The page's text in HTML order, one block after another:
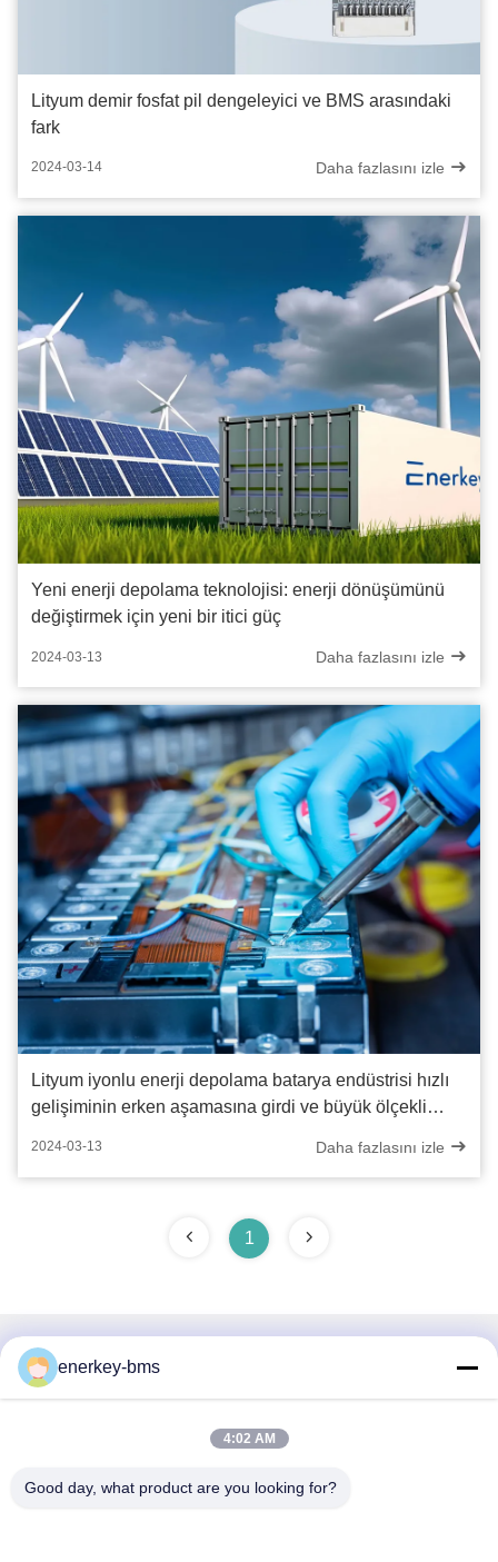
Lityum demir fosfat pil dengeleyici ve BMS arasındaki
fark
2024-03-14 Daha fazlasını izle
Yeni enerji depolama teknolojisi: enerji dönüşümünü
değiştirmek için yeni bir itici güç
2024-03-13 Daha fazlasını izle
Lityum iyonlu enerji depolama batarya endüstrisi hızlı
gelişiminin erken aşamasına girdi ve büyük ölçekli
2024-03-13 Daha fazlasını izle
1
Hızlı iletişim
Bölge A, 9. kat, Bina G, Guancheng Düşük Karbonlu Sanayi
Bölgesi, Shenzhen, Çin, 518106
enerkey-bms
4:02 AM
Good day, what product are you looking for?